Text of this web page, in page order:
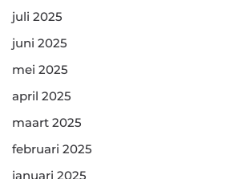
juli 2025
juni 2025
mei 2025
april 2025
maart 2025
februari 2025
januari 2025